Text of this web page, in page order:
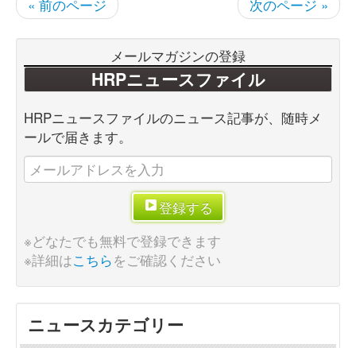
« 前のページ 次のページ »
メールマガジンの登録
HRPニュースファイル
HRPニュースファイルのニュース記事が、随時メ
ールで届きます。
登録する
※どなたでも無料で登録できます
※詳細はこちらをご確認ください
ニュースカテゴリー